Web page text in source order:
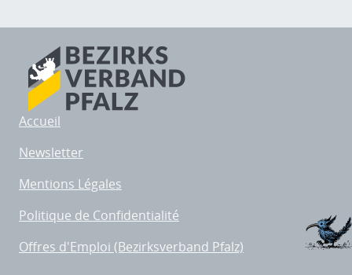
Accueil
Newsletter
Mentions Légales
Politique de Confidentialité
Offres d'Emploi (Bezirksverband Pfalz)